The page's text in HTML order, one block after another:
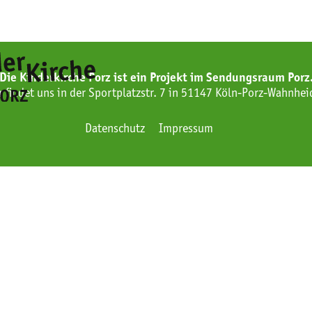
Kinderkirche Porz ist ein Projekt im Sendungsraum
findet uns in der Sportplatzstr. 7 in 51147 Köln-Porz-
Datenschutz Impressum